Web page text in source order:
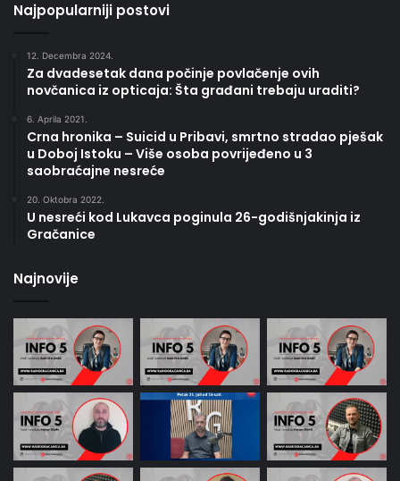
Najpopularniji postovi
12. Decembra 2024.
Za dvadesetak dana počinje povlačenje ovih
novčanica iz opticaja: Šta građani trebaju uraditi?
6. Aprila 2021.
Crna hronika – Suicid u Pribavi, smrtno stradao pješak
u Doboj Istoku – Više osoba povrijeđeno u 3
saobraćajne nesreće
20. Oktobra 2022.
U nesreći kod Lukavca poginula 26-godišnjakinja iz
Gračanice
Najnovije